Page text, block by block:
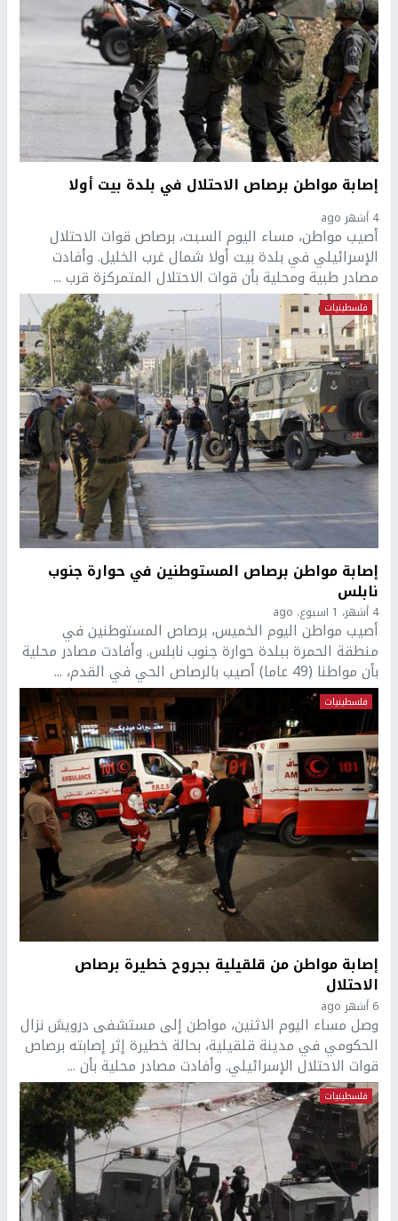
إصابة مواطن برصاص الاحتلال في بلدة بيت أولا
4 أشهر ago
أصيب مواطن، مساء اليوم السبت، برصاص قوات الاحتلال
الإسرائيلي في بلدة بيت أولا شمال غرب الخليل. وأفادت
مصادر طبية ومحلية بأن قوات الاحتلال المتمركزة قرب ...
فلسطينيات
إصابة مواطن برصاص المستوطنين في حوارة جنوب
نابلس
4 أشهر، 1 اسبوع. ago
أصيب مواطن اليوم الخميس، برصاص المستوطنين في
منطقة الحمرة ببلدة حوارة جنوب نابلس. وأفادت مصادر محلية
بأن مواطنا (49 عاما) أصيب بالرصاص الحي في القدم، ...
فلسطينيات
إصابة مواطن من قلقيلية بجروح خطيرة برصاص
الاحتلال
6 أشهر ago
وصل مساء اليوم الاثنين، مواطن إلى مستشفى درويش نزال
الحكومي في مدينة قلقيلية، بحالة خطيرة إثر إصابته برصاص
قوات الاحتلال الإسرائيلي. وأفادت مصادر محلية بأن ...
فلسطينيات